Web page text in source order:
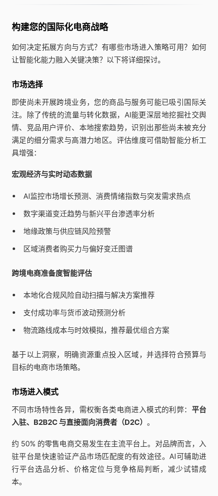
构建您的国际化电商战略
如何决定拓展方向与方式？有哪些市场进入策略可用？如何
让智能化能力融入关键决策？以下将详细探讨。
市场选择
即使尚未开展跨境业务，您的商品与服务可能已吸引国际关
注。除了传统的流量与转化数据，AI能更深层地挖掘社交舆
情、竞品用户评价、本地搜索趋势，识别出那些尚未被充分
满足的细分需求与高潜力地区。评估维度可借助智能分析工
具增强：
宏观经济与实时动态数据
AI监控市场增长预测、消费情绪指数与突发需求热点
数字渠道变迁趋势与新兴平台渗透率分析
地缘政策与供应链风险预警
区域消费者购买力与偏好变迁图谱
跨境电商准备度智能评估
本地化合规风险自动扫描与解决方案推荐
支付成功率与货币波动预测分析
物流路线成本与时效模拟，推荐最优组合方案
基于以上洞察，明确资源重点投入区域，并选择符合预算与
目标的电商市场策略。
市场进入模式
不同市场特性各异，需权衡各类电商进入模式的利弊： 平台
入驻、B2B2C 与直接面向消费者（D2C） 。
约 50% 的零售电商交易发生在主流平台上。对品牌而言，入
驻平台是快速验证产品市场匹配度的有效途径。AI可辅助进
行平台选品分析、价格定位与竞争格局判断，减少试错成
本。